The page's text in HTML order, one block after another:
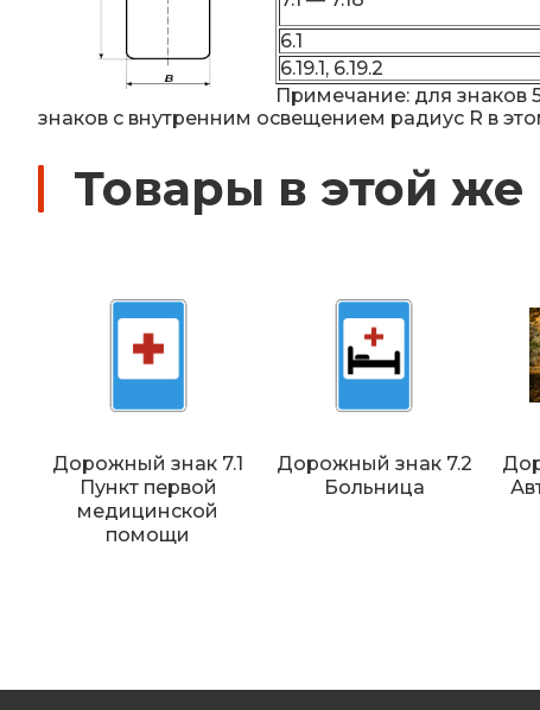
6.1
6.19.1, 6.19.2
Примечание: для знаков
знаков с внутренним освещением радиус R в
Товары в этой же
Дорожный знак 7.1
Пункт первой
медицинской
помощи
Дорожный знак 7.2
Больница